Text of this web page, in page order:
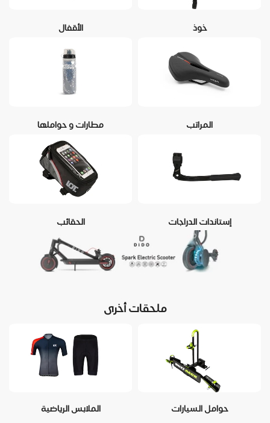
خوذ الأقفال
المراتب مطارات و حواملها
إستاندات الدراجات الحقائب
ملحقات أخرى
حوامل السيارات الملابس الرياضية